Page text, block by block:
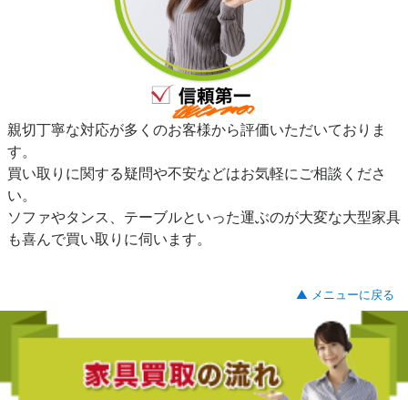
親切丁寧な対応が多くのお客様から評価いただいておりま
す。
買い取りに関する疑問や不安などはお気軽にご相談くださ
い。
ソファやタンス、テーブルといった運ぶのが大変な大型家具
も喜んで買い取りに伺います。
▲ メニューに戻る